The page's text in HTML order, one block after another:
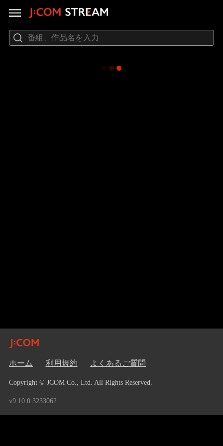
ホーム 利用規約 よくあるご質問
Copyright © JCOM Co., Ltd. All Rights Reserved.
v9.10.0.3233062